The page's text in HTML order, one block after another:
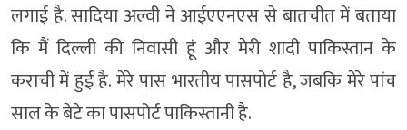
लगाई है. सादिया अल्वी ने आईएएनएस से बातचीत में बताया
कि मैं दिल्ली की निवासी हूं और मेरी शादी पाकिस्तान के
कराची में हुई है. मेरे पास भारतीय पासपोर्ट है, जबकि मेरे पांच
साल के बेटे का पासपोर्ट पाकिस्तानी है.